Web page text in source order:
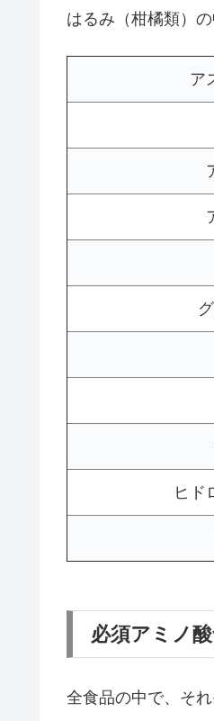
はるみ（柑橘類）
ア
ヒド
必須アミノ
全食品の中で、そ